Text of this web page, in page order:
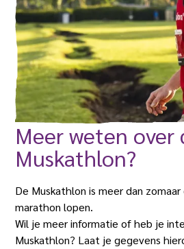
Meer weten over
Muskathlon?
De Muskathlon is meer dan zomaar
marathon lopen.
Wil je meer informatie of heb je
Muskathlon? Laat je gegevens